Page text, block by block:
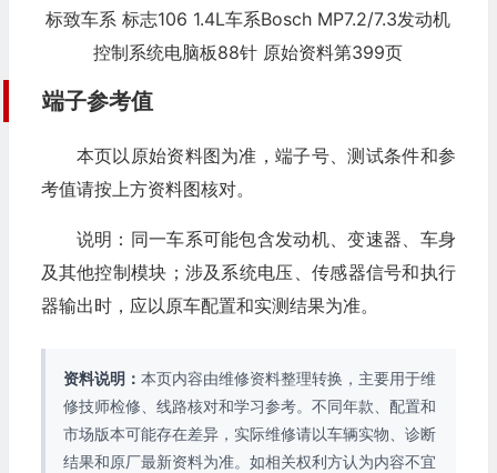
标致车系 标志106 1.4L车系Bosch MP7.2/7.3发动机
控制系统电脑板88针 原始资料第399页
端子参考值
本页以原始资料图为准，端子号、测试条件和参
考值请按上方资料图核对。
说明：同一车系可能包含发动机、变速器、车身
及其他控制模块；涉及系统电压、传感器信号和执行
器输出时，应以原车配置和实测结果为准。
资料说明： 本页内容由维修资料整理转换，主要用于维
修技师检修、线路核对和学习参考。不同年款、配置和
市场版本可能存在差异，实际维修请以车辆实物、诊断
结果和原厂最新资料为准。如相关权利方认为内容不宜